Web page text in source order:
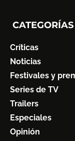
CATEGORÍAS
Críticas
Noticias
Festivales y
Series de TV
Trailers
Especiales
Opinión